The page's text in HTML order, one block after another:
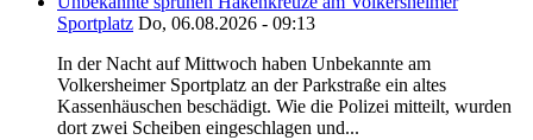
Sportplatz Do, 06.08.2026 - 09:13
In der Nacht auf Mittwoch haben Unbekannte am
Volkersheimer Sportplatz an der Parkstraße ein altes
Kassenhäuschen beschädigt. Wie die Polizei mitteilt, wurden
dort zwei Scheiben eingeschlagen und...